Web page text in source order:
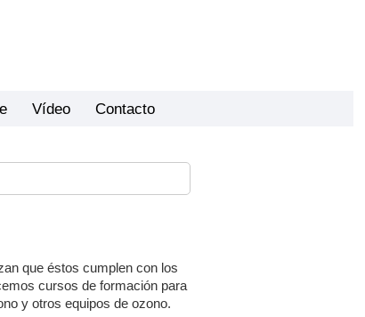
Vídeo Contacto
que éstos cumplen con los
cursos de formación para
y otros equipos de ozono.